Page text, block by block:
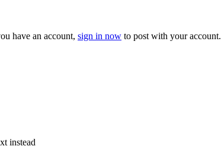
have an account, sign in now to post with your account.
instead